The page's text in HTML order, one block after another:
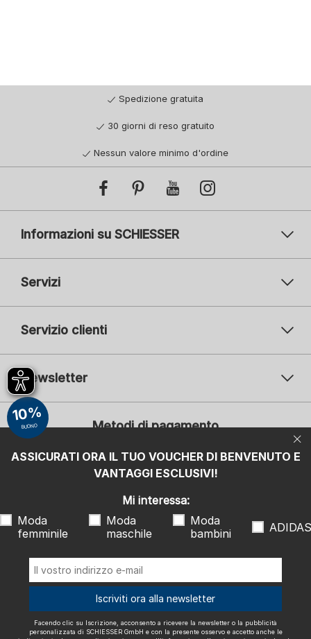
Spedizione gratuita
30 giorni di reso gratuito
Nessun valore minimo d'ordine
Informazioni su SCHIESSER
Servizi
Servizio clienti
Newsletter
Il vostro indirizzo e-mail
Iscrizione
Mi interessa:
Moda femminile
Moda maschile
ADIDAS
Facendo clic su Iscrizione, acconsento a ricevere la newsletter o la
pubblicità personalizzata di SCHIESSER GmbH e con la presente
"Newsletter". Posso revocare questo consenso in qualsiasi momento
con effetto futuro.
Metodi di pagamento
Spediamo con
ASSICURATI ORA IL TUO VOUCHER DI BENVENUTO E
VANTAGGI ESCLUSIVI!
10%
BUONO
Mi interessa:
Moda
femminile
Moda
maschile
Moda
bambini
ADIDAS
Iscriviti ora alla newsletter
Facendo clic su Iscrizione, acconsento a ricevere la newsletter o la pubblicità
personalizzata di SCHIESSER GmbH e con la presente osservo e accetto anche le